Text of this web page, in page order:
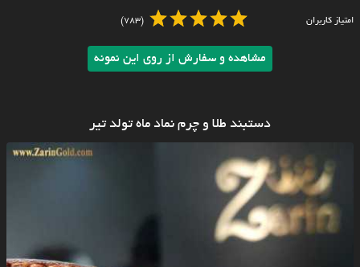
امتیاز کاربران (783)
مشاهده و سفارش از روی این نمونه
دستبند طلا و چرم نماد ماه تولد تیر